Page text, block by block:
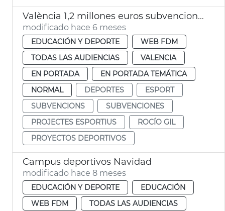
València 1,2 millones euros subvenciones proyectos deportivos
modificado hace 6 meses
EDUCACIÓN Y DEPORTE
WEB FDM
TODAS LAS AUDIENCIAS
VALENCIA
EN PORTADA
EN PORTADA TEMÁTICA
NORMAL
DEPORTES
ESPORT
SUBVENCIONS
SUBVENCIONES
PROJECTES ESPORTIUS
ROCÍO GIL
PROYECTOS DEPORTIVOS
Campus deportivos Navidad
modificado hace 8 meses
EDUCACIÓN Y DEPORTE
EDUCACIÓN
WEB FDM
TODAS LAS AUDIENCIAS